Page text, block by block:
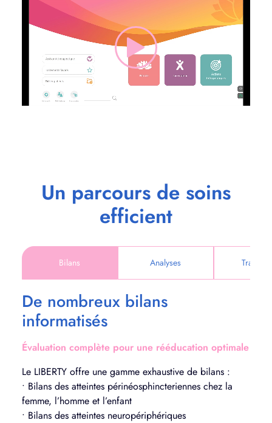
Un parcours de soins
efficient
Bilans Analyses
De nombreux bilans
informatisés
Évaluation complète pour une rééducation optimale
Le LIBERTY offre une gamme exhaustive de bilans :
• Bilans des atteintes périnéosphincteriennes chez la
femme, l’homme et l’enfant
• Bilans des atteintes neuropériphériques